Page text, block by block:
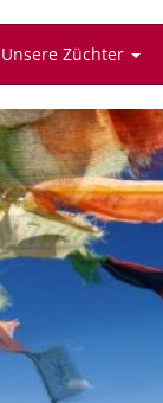
Unsere Züchter